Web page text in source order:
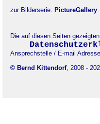
zur Bilderserie: PictureGallery
Die auf diesen Seiten
Ansprechstelle / E-mail
© Bernd Kittendorf, 2008 -